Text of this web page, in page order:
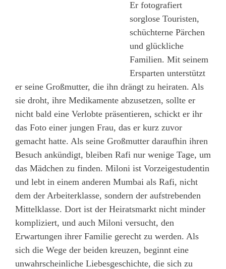
Er fotografiert
sorglose Touristen,
schüchterne Pärchen
und glückliche
Familien. Mit seinem
Ersparten unterstützt
er seine Großmutter, die ihn drängt zu heiraten. Als
sie droht, ihre Medikamente abzusetzen, sollte er
nicht bald eine Verlobte präsentieren, schickt er ihr
das Foto einer jungen Frau, das er kurz zuvor
gemacht hatte. Als seine Großmutter daraufhin ihren
Besuch ankündigt, bleiben Rafi nur wenige Tage, um
das Mädchen zu finden. Miloni ist Vorzeigestudentin
und lebt in einem anderen Mumbai als Rafi, nicht
dem der Arbeiterklasse, sondern der aufstrebenden
Mittelklasse. Dort ist der Heiratsmarkt nicht minder
kompliziert, und auch Miloni versucht, den
Erwartungen ihrer Familie gerecht zu werden. Als
sich die Wege der beiden kreuzen, beginnt eine
unwahrscheinliche Liebesgeschichte, die sich zu